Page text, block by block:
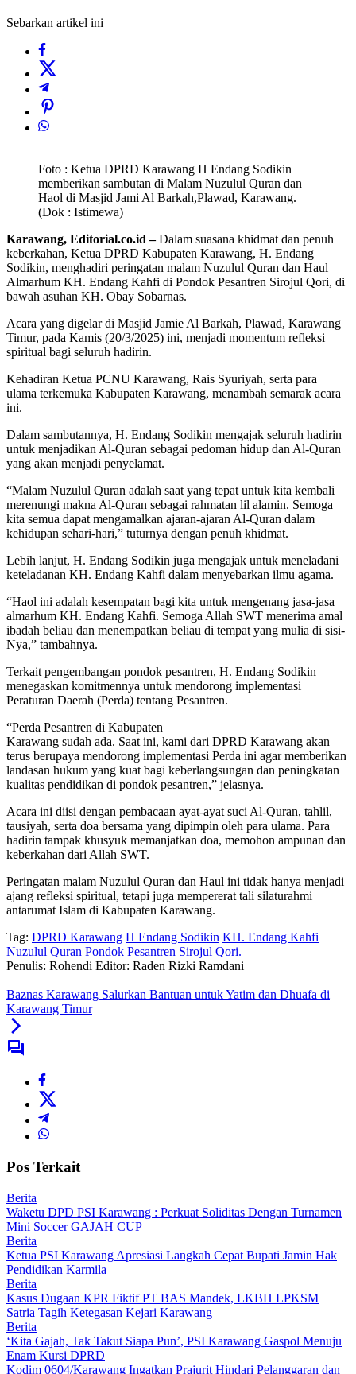
Sebarkan artikel ini
Foto : Ketua DPRD Karawang H Endang Sodikin
memberikan sambutan di Malam Nuzulul Quran dan
Haol di Masjid Jami Al Barkah,Plawad, Karawang.
(Dok : Istimewa)
Karawang, Editorial.co.id –Dalam suasana khidmat dan penuh
keberkahan, Ketua DPRD Kabupaten Karawang, H. Endang
Sodikin, menghadiri peringatan malam Nuzulul Quran dan Haul
Almarhum KH. Endang Kahfi di Pondok Pesantren Sirojul Qori, di
bawah asuhan KH. Obay Sobarnas.
Acara yang digelar di Masjid Jamie Al Barkah, Plawad, Karawang
Timur, pada Kamis (20/3/2025) ini, menjadi momentum refleksi
spiritual bagi seluruh hadirin.
Kehadiran Ketua PCNU Karawang, Rais Syuriyah, serta para
ulama terkemuka Kabupaten Karawang, menambah semarak acara
ini.
Dalam sambutannya, H. Endang Sodikin mengajak seluruh hadirin
untuk menjadikan Al-Quran sebagai pedoman hidup dan Al-Quran
yang akan menjadi penyelamat.
“Malam Nuzulul Quran adalah saat yang tepat untuk kita kembali
merenungi makna Al-Quran sebagai rahmatan lil alamin. Semoga
kita semua dapat mengamalkan ajaran-ajaran Al-Quran dalam
kehidupan sehari-hari,” tuturnya dengan penuh khidmat.
Lebih lanjut, H. Endang Sodikin juga mengajak untuk meneladani
keteladanan KH. Endang Kahfi dalam menyebarkan ilmu agama.
“Haol ini adalah kesempatan bagi kita untuk mengenang jasa-jasa
almarhum KH. Endang Kahfi. Semoga Allah SWT menerima amal
ibadah beliau dan menempatkan beliau di tempat yang mulia di sisi-
Nya,” tambahnya.
Terkait pengembangan pondok pesantren, H. Endang Sodikin
menegaskan komitmennya untuk mendorong implementasi
Peraturan Daerah (Perda) tentang Pesantren.
“Perda Pesantren di Kabupaten
Karawang sudah ada. Saat ini, kami dari DPRD Karawang akan
terus berupaya mendorong implementasi Perda ini agar memberikan
landasan hukum yang kuat bagi keberlangsungan dan peningkatan
kualitas pendidikan di pondok pesantren,” jelasnya.
Acara ini diisi dengan pembacaan ayat-ayat suci Al-Quran, tahlil,
tausiyah, serta doa bersama yang dipimpin oleh para ulama. Para
hadirin tampak khusyuk memanjatkan doa, memohon ampunan dan
keberkahan dari Allah SWT.
Peringatan malam Nuzulul Quran dan Haul ini tidak hanya menjadi
ajang refleksi spiritual, tetapi juga mempererat tali silaturahmi
antarumat Islam di Kabupaten Karawang.
Tag: DPRD Karawang H Endang Sodikin KH. Endang Kahfi
Nuzulul Quran Pondok Pesantren Sirojul Qori.
Penulis: Rohendi Editor: Raden Rizki Ramdani
Baznas Karawang Salurkan Bantuan untuk Yatim dan Dhuafa di
Karawang Timur
Pos Terkait
Berita
Waketu DPD PSI Karawang : Perkuat Soliditas Dengan Turnamen
Mini Soccer GAJAH CUP
Berita
Ketua PSI Karawang Apresiasi Langkah Cepat Bupati Jamin Hak
Pendidikan Karmila
Berita
Kasus Dugaan KPR Fiktif PT BAS Mandek, LKBH LPKSM
Satria Tagih Ketegasan Kejari Karawang
Berita
‘Kita Gajah, Tak Takut Siapa Pun’, PSI Karawang Gaspol Menuju
Enam Kursi DPRD
Kodim 0604/Karawang Ingatkan Prajurit Hindari Pelanggaran dan